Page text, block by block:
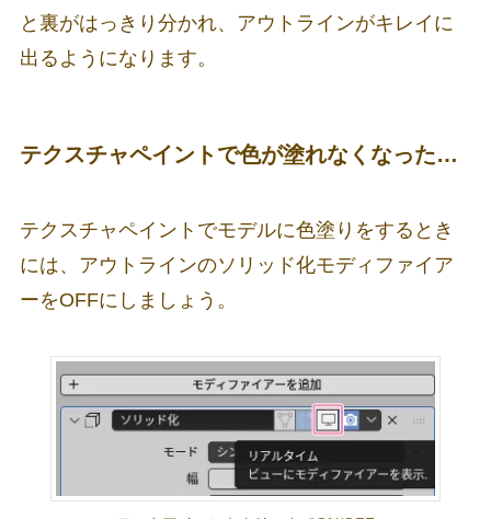
と裏がはっきり分かれ、アウトラインがキレイに
出るようになります。
テクスチャペイントで色が塗れなくなった…
テクスチャペイントでモデルに色塗りをするとき
には、アウトラインのソリッド化モディファイア
ーをOFFにしましょう。